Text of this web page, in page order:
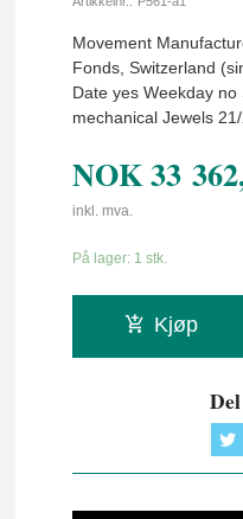
Movement
Fonds, Switzerland
Date yes Weekday
mechanical Jewels
NOK33
inkl. mva.
På lager: 1 stk.
Kjøp